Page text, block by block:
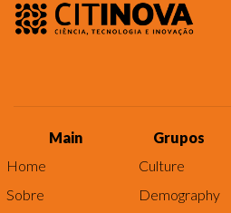
Main
Home
Sobre
Grupos
Culture
Demography